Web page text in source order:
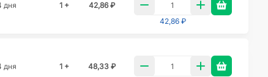
дня 1 +
42,86 ₽
42,86 ₽
дня 1 +
48,33 ₽